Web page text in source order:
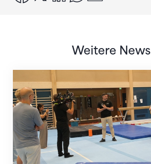
Weitere News
Mit klaren Zielen nach Zagreb